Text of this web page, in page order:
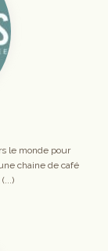
le monde pour
chaine de café